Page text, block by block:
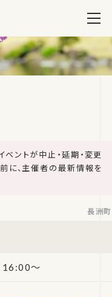
ベントが中止・延期・変更
に、主催者の最新情報を
長洲町
16:00〜